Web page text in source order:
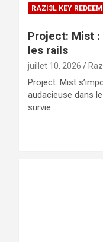
RAZI3L KEY REDEEM
Project: Mist
les rails
juillet 10, 2026
Project: Mist
audacieuse dans
survie…